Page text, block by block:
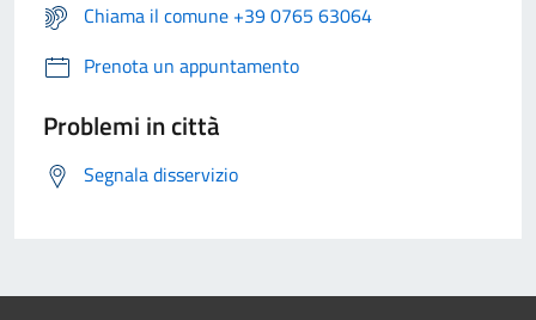
Chiama il comune +39 0765 63064
Prenota un appuntamento
Problemi in città
Segnala disservizio